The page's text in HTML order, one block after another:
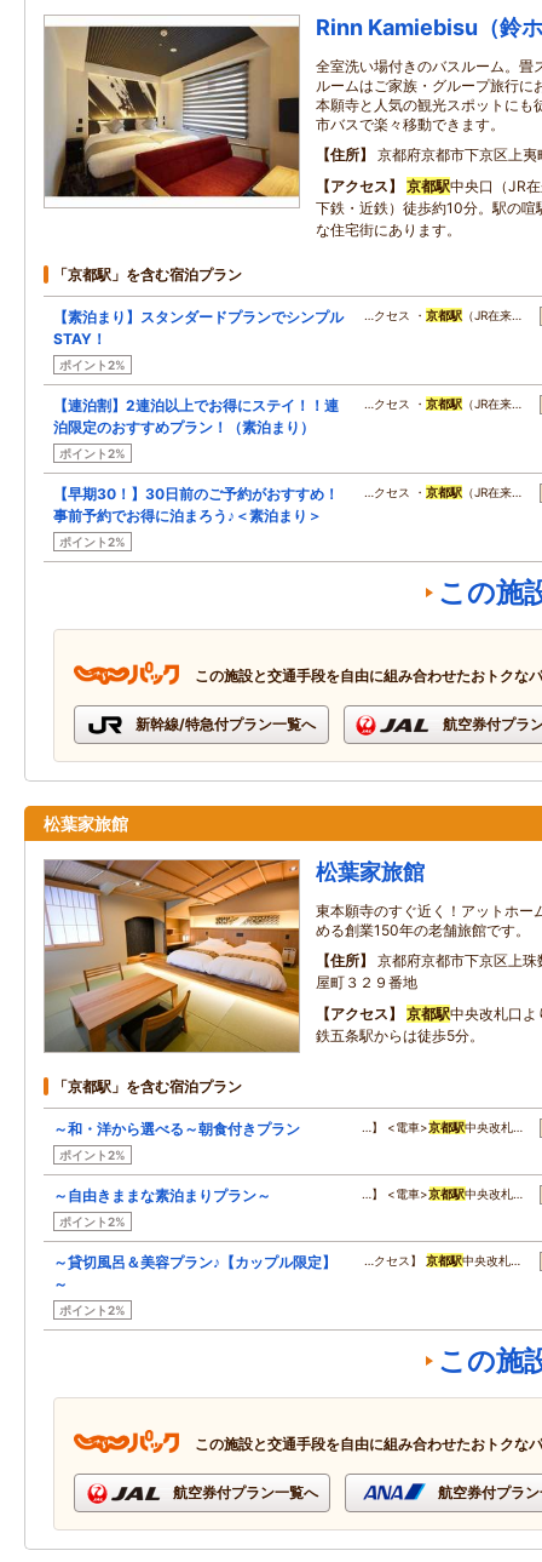
Rinn Kamiebisu（鈴
全室洗い場付きのバスルーム。畳
ルームはご家族・グループ旅行に
本願寺と人気の観光スポットにも
市バスで楽々移動できます。
住所
京都府京都市下京区上
アクセス
京都駅中央口（JR
下鉄・近鉄）徒歩約10分。駅の喧
な住宅街にあります。
「京都駅」を含む宿泊プラン
【素泊まり】スタンダードプランでシンプル
STAY！
ポイント2%
…クセス ・ 京都駅 （JR在来…
【連泊割】2連泊以上でお得にステイ！！連
泊限定のおすすめプラン！（素泊まり）
ポイント2%
…クセス ・ 京都駅 （JR在来…
【早期30！】30日前のご予約がおすすめ！
事前予約でお得に泊まろう♪＜素泊まり＞
ポイント2%
…クセス ・ 京都駅 （JR在来…
この施
この施設と交通手段を自由に組み合わせたおトクな
新幹線/特急付プラン一覧へ 航空券付プラ
松葉家旅館
松葉家旅館
東本願寺のすぐ近く！アットホー
める創業150年の老舗旅館です。
住所
京都府京都市下京区上
屋町３２９番地
アクセス
京都駅中央改札口
鉄五条駅からは徒歩5分。
「京都駅」を含む宿泊プラン
～和・洋から選べる～朝食付きプラン
ポイント2%
…】 <電車>京都駅中央改札…
～自由きままな素泊まりプラン～
ポイント2%
…】 <電車>京都駅中央改札…
～貸切風呂＆美容プラン♪【カップル限定】
～
ポイント2%
…クセス】京都駅中央改札…
この施
この施設と交通手段を自由に組み合わせたおトクな
航空券付プラン一覧へ 航空券付プラ